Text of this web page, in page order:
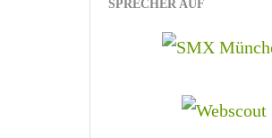
SPRECHER AUF